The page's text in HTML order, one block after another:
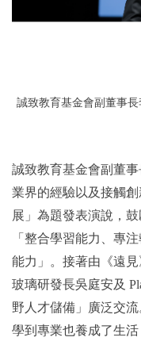
誠致教育基金會副董事
誠致教育基金會副董
業界的經驗以及接觸
展」為題發表演說，
「整合學習能力、專
能力」。接著由《遠
玻璃研發長吳庭安及
野人才儲備」廣泛交
學到專業也養成了生